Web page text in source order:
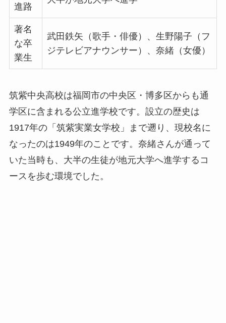
進路
著名
な卒
業生
武田鉄矢（歌手・俳優）、生野陽子（フ
ジテレビアナウンサー）、奈緒（女優）
筑紫中央高校は福岡市の中央区・博多区からも通
学区に含まれる公立進学校です。設立の歴史は
1917年の「筑紫実業女学校」まで遡り、現校名に
なったのは1949年のことです。奈緒さんが通って
いた当時も、大半の生徒が地元大学へ進学するコ
ースを歩む環境でした。